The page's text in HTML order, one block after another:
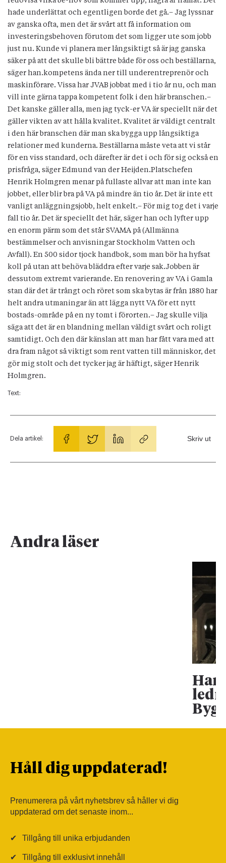
hade underlättat och egentligen borde det gå.– Jag lyssnar
av ganska ofta, men det är svårt att få information om
investeringsbehoven förutom det som ligger ute som jobb
just nu. Kunde vi planera mer långsiktigt så är jag ganska
säker på att det skulle bli bättre både för oss och beställarna,
säger han.kompetens ända ner till underentreprenör och
maskinförare. Vissa har JVAB jobbat med i tio år nu, och man
vill inte gärna tappa kompetent folk i den här branschen.–
Det kanske gäller alla, men jag tyck-er VA är speciellt när det
gäller vikten av att hålla kvalitet. Kvalitet är väldigt centralt
i den här branschen där man ska bygga upp långsiktiga
relationer med kunderna. Beställarna måste veta att vi står
för en viss standard, och därefter är det i och för sig också en
prisfråga, säger Edmund van der Heijden.Platschefen
Henrik Holmgren menar på fullaste allvar att man inte kan
jobbet, eller blir bra på VA på mindre än tio år. Det är inte ett
vanligt anläggningsjobb, helt enkelt.– För mig tog det i varje
fall tio år. Det är speciellt det här, säger han och lyfter upp
en enorm pärm som det står SVAMA på (Allmänna
bestämmelser och anvisningar Stockholm Vatten och
Avfall). En 500 sidor tjock handbok, som man bör ha hyfsat
koll på utan att behöva bläddra efter varje sak.Jobben är
dessutom extremt varierande. En renovering av VA i Gamla
stan där det är trångt och röret som ska bytas är från 1880 har
helt andra utmaningar än att lägga nytt VA för ett nytt
bostads-område på en ny tomt i förorten.– Jag skulle vilja
säga att det är en blandning mellan väldigt svårt och roligt
samtidigt. Och den där känslan att man har fått vara med att
dra fram något så viktigt som rent vatten till människor, det
gör mig stolt och det tycker jag är häftigt, säger Henrik
Holmgren.
Text:
Dela artikel: Skriv ut
Andra läser
Han
Håll dig uppdaterad!
Prenumerera på vårt nyhetsbrev så håller vi dig
uppdaterad om det senaste inom...
✔ Tillgång till unika erbjudanden
✔ Tillgång till exklusivt innehåll